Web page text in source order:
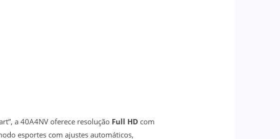
a 40A4NV oferece resolução Full HD com
esportes com ajustes automáticos,